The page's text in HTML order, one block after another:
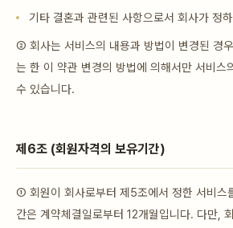
기타 결혼과 관련된 사항으로서 회사가 정
② 회사는 서비스의 내용과 방법이 변경된 경
는 한 이 약관 변경의 방법에 의해서만 서비스
수 있습니다.
제6조 (회원자격의 보유기간)
① 회원이 회사로부터 제5조에서 정한 서비스
간은 계약체결일로부터 12개월입니다. 다만,